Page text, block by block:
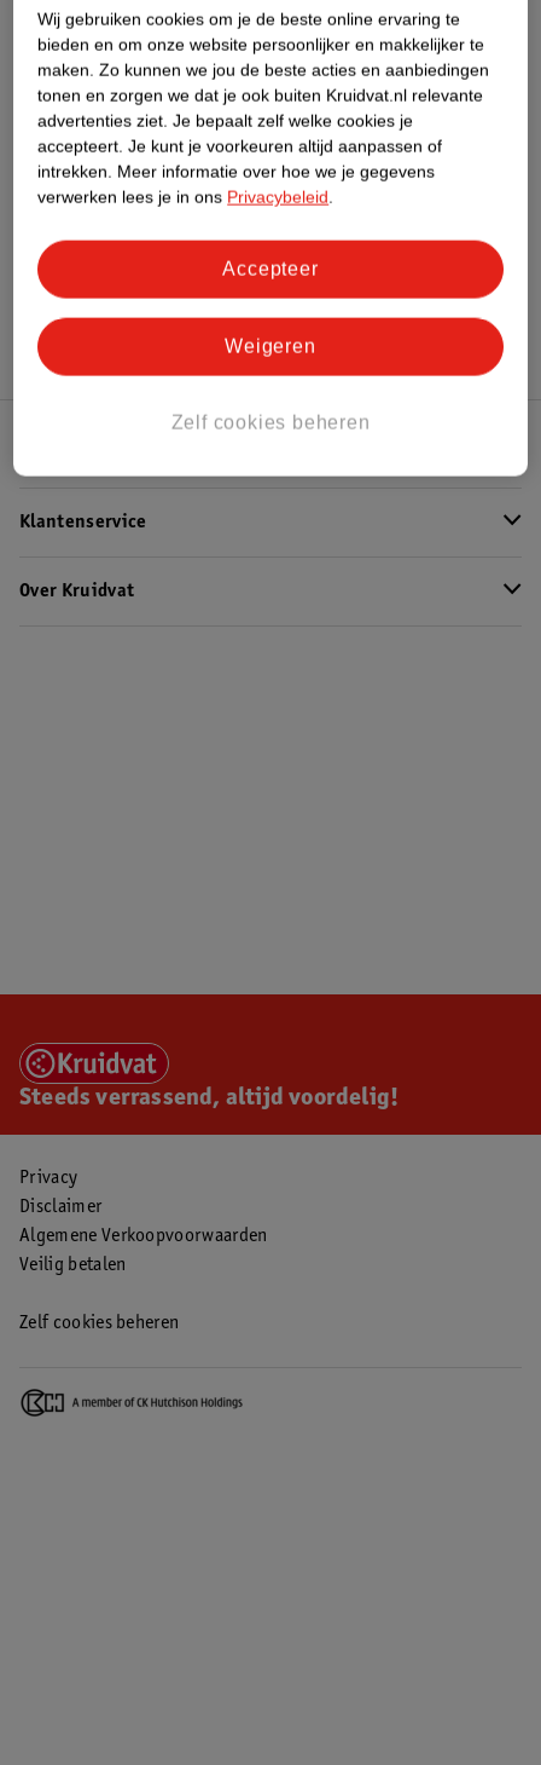
Meer informatie
Bestel & Bezorginformatie
Alle Multivitamines
Klantenservice
Over Kruidvat
Steeds verrassend, altijd voordelig!
Privacy
Disclaimer
Algemene Verkoopvoorwaarden
Veilig betalen
Zelf cookies beheren
Wij gebruiken cookies om je de beste online ervaring te
bieden en om onze website persoonlijker en makkelijker te
maken. Zo kunnen we jou de beste acties en aanbiedingen
tonen en zorgen we dat je ook buiten Kruidvat.nl relevante
advertenties ziet. Je bepaalt zelf welke cookies je
accepteert. Je kunt je voorkeuren altijd aanpassen of
intrekken. Meer informatie over hoe we je gegevens
verwerken lees je in ons Privacybeleid.
Zelf cookies beheren
Weigeren
Accepteer